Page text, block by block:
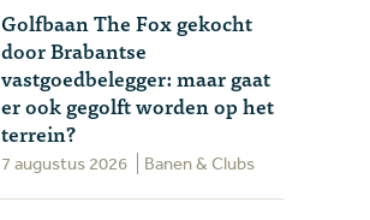
Golfbaan The Fox gekocht
door Brabantse
vastgoedbelegger: maar gaat
er ook gegolft worden op het
terrein?
7 augustus 2026 Banen & Clubs